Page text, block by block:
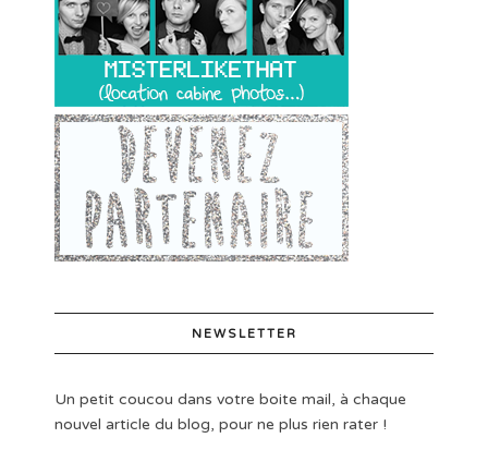
NEWSLETTER
Un petit coucou dans votre boite mail, à chaque
nouvel article du blog, pour ne plus rien rater !